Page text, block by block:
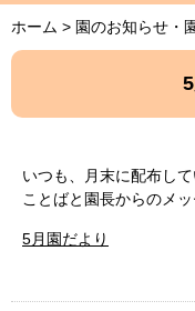
ホーム > 園のお知らせ・
いつも、月末に配布し
ことばと園長からのメッ
5月園だより